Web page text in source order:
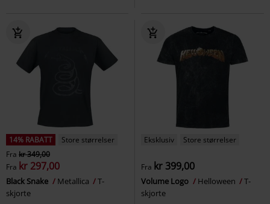
14% RABATT
Store størrelser
Fra kr 349,00
Fra kr 297,00
Black Snake Metallica
T-
skjorte
Eksklusiv Store størrelser
Fra kr 399,00
Volume Logo Helloween
T-
skjorte